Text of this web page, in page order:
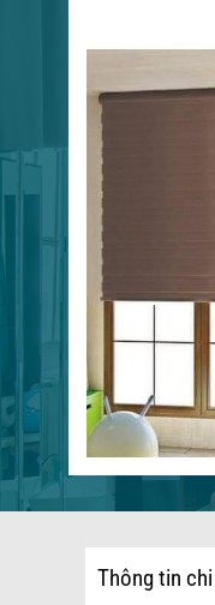
Thông tin